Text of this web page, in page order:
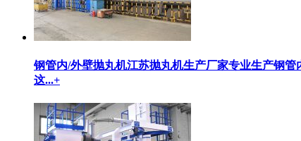
钢管内/外壁抛丸机江苏抛丸机生产厂家专业生产钢
这...+